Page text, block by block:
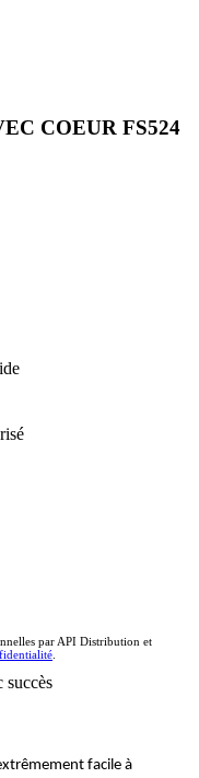
COEUR FS524
par API Distribution et
.
succès
facile à